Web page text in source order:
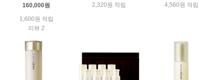
160,000원
1,600원 적립
리뷰 2
2,320원 적립
4,560원 적립